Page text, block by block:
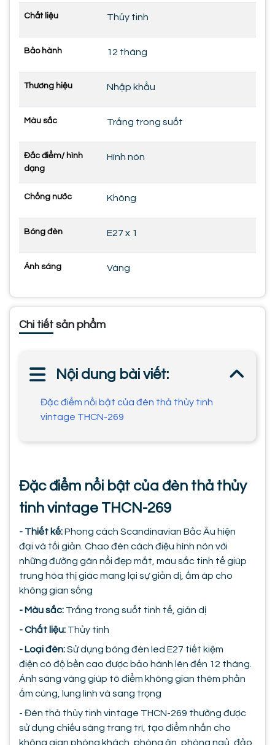
Chất liệu Thủy tinh
Bảo hành 12 tháng
Thương hiệu Nhập khẩu
Màu sắc Trắng trong suốt
Đắc điểm/ hình
dạng
Hình nón
Chống nước Không
Bóng đèn E27 x 1
Ánh sáng Vàng
Chi tiết sản phẩm
Nội dung bài viết:
Đặc điểm nổi bật của đèn thả thủy tinh
vintage THCN-269
Đặc điểm nổi bật của đèn thả thủy
tinh vintage THCN-269
- Thiết kế:Phong cách Scandinavian Bắc Âu hiện
đại và tối giản. Chao đèn cách điệu hình nón với
những đường gân nổi đẹp mắt, màu sắc tinh tế giúp
trung hòa thị giác mang lại sự giản dị, ấm áp cho
không gian sống
- Màu sắc: Trắng trong suốt tinh tế, giản dị
- Chất liệu: Thủy tinh
- Loại đèn:Sử dụng bóng đèn led E27 tiết kiệm
điện có độ bền cao được bảo hành lên đến 12 tháng.
Ánh sáng vàng giúp tô điểm không gian thêm phần
ấm cúng, lung linh và sang trọng
- Đèn thả thủy tinh vintage THCN-269 thường được
sử dụng chiếu sáng trang trí, tạo điểm nhấn cho
không gian phòng khách, phòng ăn, phòng ngủ, đảo